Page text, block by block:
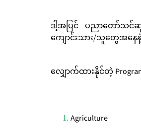
ဒါ့အပြင် ပညာတော်သ
ကျောင်းသား/သူတွေအန
လျှောက်ထားနိုင်တဲ့
Agriculture